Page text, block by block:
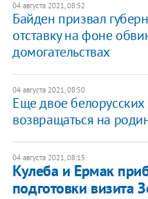
04 августа 2021, 08:52
Байден призвал
отставку на фоне
домогательствах
04 августа 2021, 08:50
Еще двое
возвращаться на
04 августа 2021, 08:15
Кулеба и Ермак
подготовки визита